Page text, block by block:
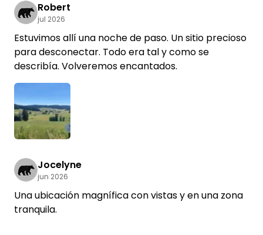
Robert
jul 2026
Estuvimos allí una noche de paso. Un sitio precioso
para desconectar. Todo era tal y como se
describía. Volveremos encantados.
Jocelyne
jun 2026
Una ubicación magnífica con vistas y en una zona
tranquila.